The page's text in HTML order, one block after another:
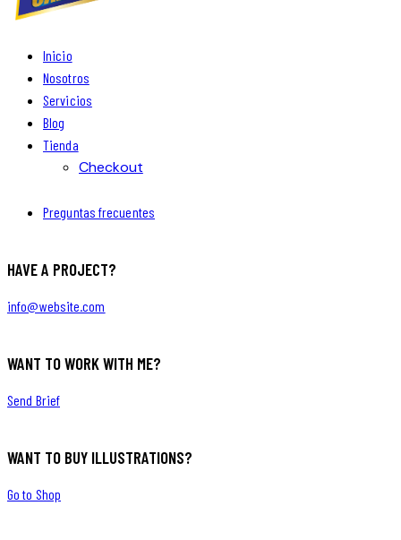
Inicio
Nosotros
Servicios
Blog
Tienda
Checkout
Preguntas frecuentes
HAVE A PROJECT?
info@website.com
WANT TO WORK WITH ME?
Send Brief
WANT TO BUY ILLUSTRATIONS?
Go to Shop